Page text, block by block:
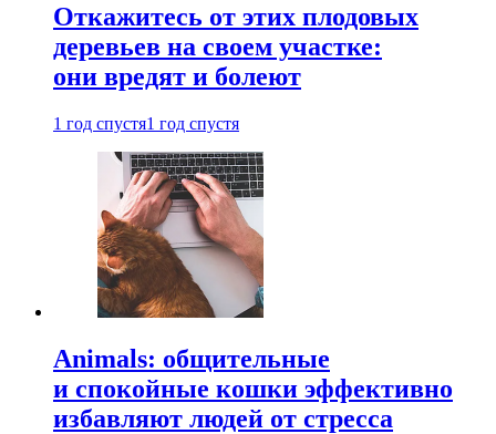
Откажитесь от этих плодовых
деревьев на своем участке:
они вредят и болеют
1 год спустя1 год спустя
Animals: общительные
и спокойные кошки эффективно
избавляют людей от стресса